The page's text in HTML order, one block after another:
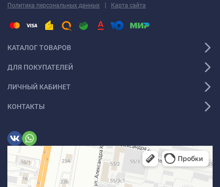
Политика персональных данных | Карта сайта
КАТАЛОГ ТОВАРОВ
ДЛЯ ПОКУПАТЕЛЕЙ
ЛИЧНЫЙ КАБИНЕТ
КОНТАКТЫ